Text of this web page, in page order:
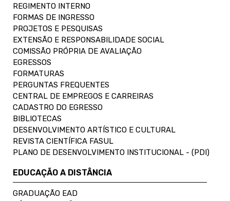
REGIMENTO INTERNO
FORMAS DE INGRESSO
PROJETOS E PESQUISAS
EXTENSÃO E RESPONSABILIDADE SOCIAL
COMISSÃO PRÓPRIA DE AVALIAÇÃO
EGRESSOS
FORMATURAS
PERGUNTAS FREQUENTES
CENTRAL DE EMPREGOS E CARREIRAS
CADASTRO DO EGRESSO
BIBLIOTECAS
DESENVOLVIMENTO ARTÍSTICO E CULTURAL
REVISTA CIENTÍFICA FASUL
PLANO DE DESENVOLVIMENTO INSTITUCIONAL - (PDI)
EDUCAÇÃO A DISTÂNCIA
GRADUAÇÃO EAD